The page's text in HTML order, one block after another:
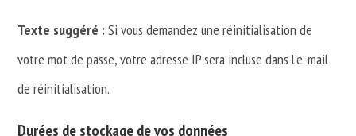
Texte suggéré :Si vous demandez une réinitialisation de
votre mot de passe, votre adresse IP sera incluse dans l’e-mail
de réinitialisation.
Durées de stockage de vos données